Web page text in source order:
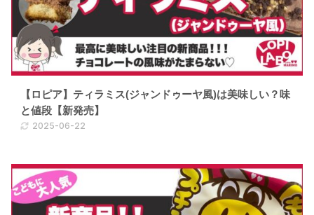
【ロピア】ティラミス(ジャンドゥーヤ風)は美味しい？味
と値段【新発売】
2025-06-22